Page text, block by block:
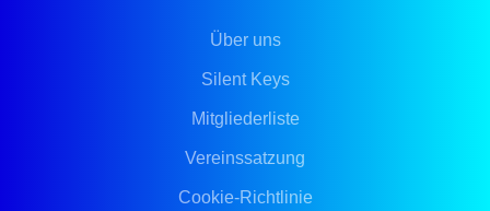
Über uns
Silent Keys
Mitgliederliste
Vereinssatzung
Cookie-Richtlinie